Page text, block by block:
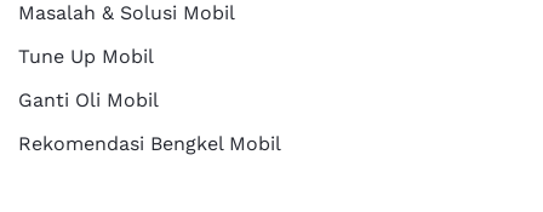
Masalah & Solusi Mobil
Tune Up Mobil
Ganti Oli Mobil
Rekomendasi Bengkel Mobil